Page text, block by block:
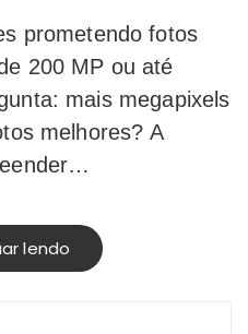
200 MP ou até
mais megapixels
melhores? A
lendo